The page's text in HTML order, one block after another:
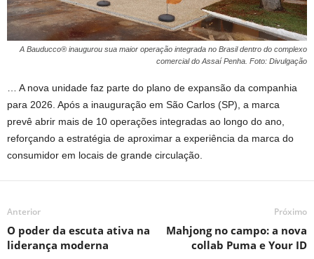
A Bauducco® inaugurou sua maior operação integrada no Brasil dentro do complexo
comercial do Assaí Penha. Foto: Divulgação
… A nova unidade faz parte do plano de expansão da companhia
para 2026. Após a inauguração em São Carlos (SP), a marca
prevê abrir mais de 10 operações integradas ao longo do ano,
reforçando a estratégia de aproximar a experiência da marca do
consumidor em locais de grande circulação.
Anterior
O poder da escuta ativa na
liderança moderna
Próximo
Mahjong no campo: a nova
collab Puma e Your ID